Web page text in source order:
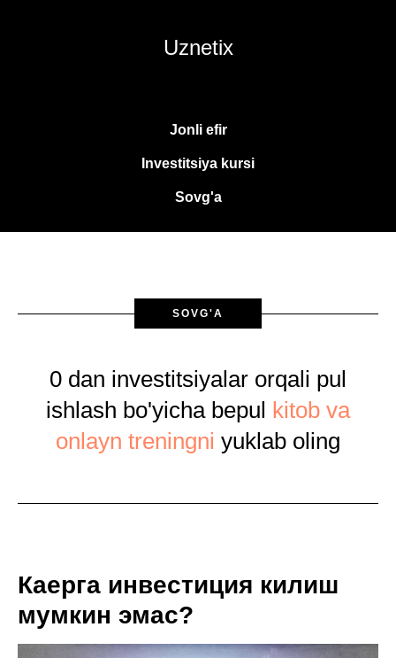
Uznetix
Jonli efir
Investitsiya kursi
Sovg'a
SOVG'A
0 dan investitsiyalar orqali pul
ishlash bo'yicha bepul kitob va
onlayn treningni yuklab oling
Каерга инвестиция килиш
мумкин эмас?